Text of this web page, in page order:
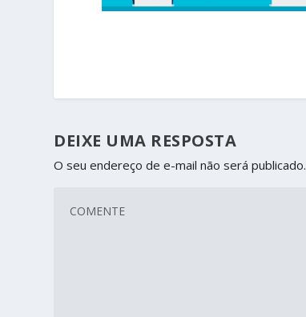
DEIXE UMA RESPOSTA
O seu endereço de e-mail não será publicado.